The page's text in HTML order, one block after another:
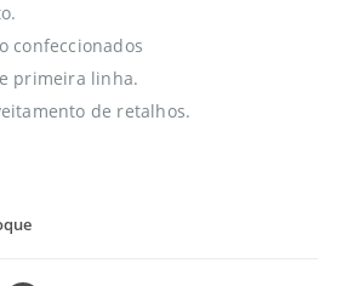
confeccionados
primeira linha.
de retalhos.